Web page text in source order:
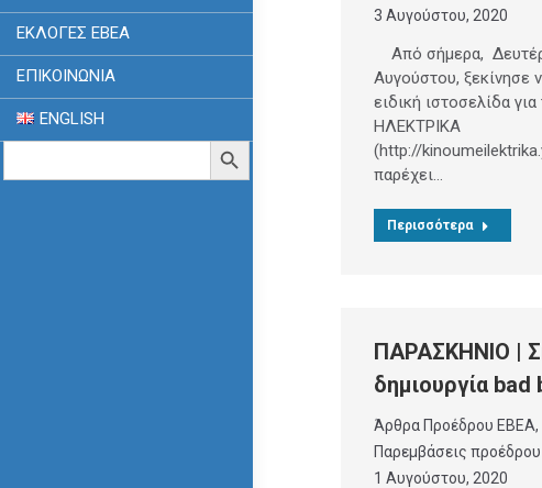
ΕΚΛΟΓΈΣ ΕΒΕΑ
ΕΠΙΚΟΙΝΩΝΙΑ
ENGLISH
Search
Search Button
3 Αυγούστου, 2020
Από σήμερα,
Αυγούστου, ξεκίνησε
ειδική ιστοσελίδα
ΗΛΕΚΤΡΙΚΑ
(http://
παρέχει…
Περισσότερα
ΠΑΡΑΣΚΗΝΙΟ |
δημιουργία bad
Άρθρα Προέδρου ΕΒΕΑ,
Παρεμβάσεις
1 Αυγούστου, 2020